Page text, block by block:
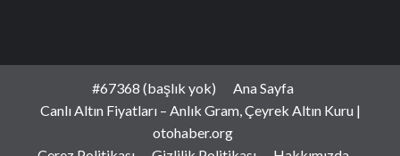
#67368 (başlık yok)
Ana Sayfa
Canlı Altın Fiyatları – Anlık Gram, Çeyrek Altın Kuru |
otohaber.org